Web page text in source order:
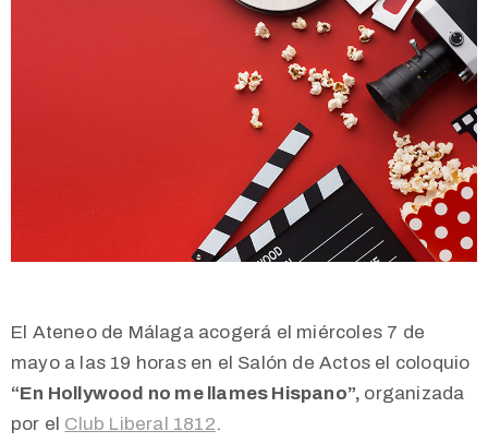
El Ateneo de Málaga acogerá el miércoles 7 de
mayo a las 19 horas en el Salón de Actos el coloquio
“En Hollywood no me llames Hispano”, organizada
por el Club Liberal 1812.